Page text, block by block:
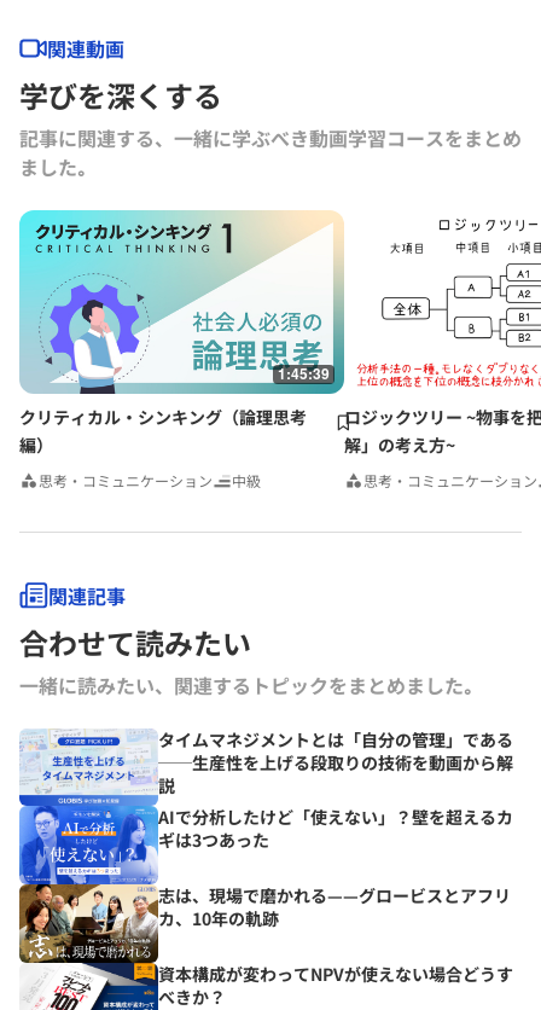
（東洋経済新報社）、『［実況］ロジカルシンキング教室』『［実況』
アカウンティング教室』『競争優位としての経営理念』（以上PHP研
究所）、『ロジカルシンキングの落とし穴』『バイアス』『KSFとは』
（以上グロービス電子出版）、共著書に『グロービスMBAマネジメン
ト・ブック』『グロービスMBAマネジメント・ブックⅡ』『MBA定量
分析と意思決定』『グロービスMBAビジネスプラン』『ストーリーで
にも多数の単著、共著書、共訳書がある。
グロービス経営大学院や企業研修において経営戦略、マーケティング、
事業革新、管理会計、自社課題（アクションラーニング）などの講師を
務める。グロービスのナレッジライブラリ「GLOBIS知見録」に定期的
にコラムを連載するとともに、さまざまなテーマで講演なども行ってい
る。
関連動画
学びを深くする
記事に関連する、一緒に学ぶべき動画学習コースをまとめ
ました｡
1:45:39
クリティカル・シンキング（論理思考
編）
思考・コミュニケーション 中級
ロジックツリー ~物事を
解」の考え方~
思考・コミュニケーション
関連記事
合わせて読みたい
一緒に読みたい、関連するトピックをまとめました｡
タイムマネジメントとは「自分の管理」である
──生産性を上げる段取りの技術を動画から解
説
AIで分析したけど「使えない」？壁を超えるカ
ギは3つあった
志は、現場で磨かれる——グロービスとアフリ
カ、10年の軌跡
資本構成が変わってNPVが使えない場合どうす
べきか？